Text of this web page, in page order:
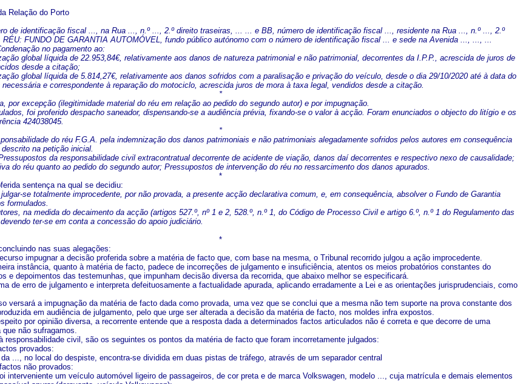
Relação do Porto
de identificação fiscal ..., na Rua ..., n.º ..., 2.º direito traseiras, ... ... e BB, número de identificação fiscal ..., residente na Rua ..., n.º ..., 2.º
FUNDO DE GARANTIA AUTOMÓVEL, fundo público autónomo com o número de identificação fiscal ... e sede na Avenida ..., ..., ...
no pagamento ao:
global líquida de 22.953,84€, relativamente aos danos de natureza patrimonial e não patrimonial, decorrentes da I.P.P., acrescida de juros de
desde a citação;
global líquida de 5.814,27€, relativamente aos danos sofridos com a paralisação e privação do veículo, desde o dia 29/10/2020 até à data do
e correspondente à reparação do motociclo, acrescida juros de mora à taxa legal, vendidos desde a citação.
*
por excepção (ilegitimidade material do réu em relação ao pedido do segundo autor) e por impugnação.
foi proferido despacho saneador, dispensando-se a audiência prévia, fixando-se o valor à acção. Foram enunciados o objecto do litígio e os
424038045.
*
do réu F.G.A. pela indemnização dos danos patrimoniais e não patrimoniais alegadamente sofridos pelos autores em consequência
na petição inicial.
da responsabilidade civil extracontratual decorrente de acidente de viação, danos daí decorrentes e respectivo nexo de causalidade;
do réu quanto ao pedido do segundo autor; Pressupostos de intervenção do réu no ressarcimento dos danos apurados.
*
sentença na qual se decidiu:
se totalmente improcedente, por não provada, a presente acção declarativa comum, e, em consequência, absolver o Fundo de Garantia
formulados.
na medida do decaimento da acção (artigos 527.º, nº 1 e 2, 528.º, n.º 1, do Código de Processo Civil e artigo 6.º, n.º 1 do Regulamento das
ter-se em conta a concessão do apoio judiciário.
*
nas suas alegações:
impugnar a decisão proferida sobre a matéria de facto que, com base na mesma, o Tribunal recorrido julgou a ação improcedente.
instância, quanto à matéria de facto, padece de incorreções de julgamento e insuficiência, atentos os meios probatórios constantes do
e depoimentos das testemunhas, que impunham decisão diversa da recorrida, que abaixo melhor se especificará.
de erro de julgamento e interpreta defeituosamente a factualidade apurada, aplicando erradamente a Lei e as orientações jurisprudenciais, como
versará a impugnação da matéria de facto dada como provada, uma vez que se conclui que a mesma não tem suporte na prova constante dos
em audiência de julgamento, pelo que urge ser alterada a decisão da matéria de facto, nos moldes infra expostos.
por opinião diversa, a recorrente entende que a resposta dada a determinados factos articulados não é correta e que decorre de uma
não sufragamos.
responsabilidade civil, são os seguintes os pontos da matéria de facto que foram incorretamente julgados:
provados:
..., no local do despiste, encontra-se dividida em duas pistas de tráfego, através de um separador central
não provados:
interveniente um veículo automóvel ligeiro de passageiros, de cor preta e de marca Volkswagen, modelo ..., cuja matrícula e demais elementos